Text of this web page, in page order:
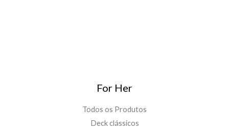
For Her
Todos os Produtos
Deck clássicos